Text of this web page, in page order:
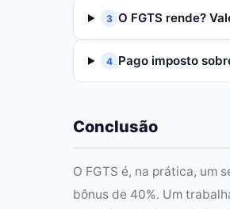
3 O FGTS rende?
4 Pago imposto
Conclusão
O FGTS é, na prática, um
bônus de 40%. Um